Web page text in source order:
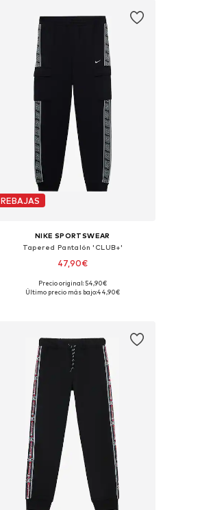
REBAJAS
NIKE SPORTSWEAR
Tapered Pantalón 'CLUB+'
47,90€
Tallas disponibles: 122-128, 147-158
Precio original: 54,90€
Último precio más bajo:44,90€